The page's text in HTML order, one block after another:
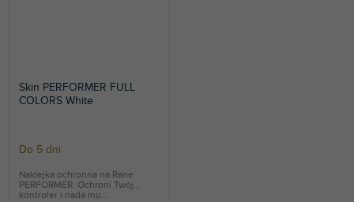
Skin PERFORMER FULL
COLORS White
Do 5 dni
Naklejka ochronna na Rane
PERFORMER. Ochroni Twój
kontroler i nada mu...